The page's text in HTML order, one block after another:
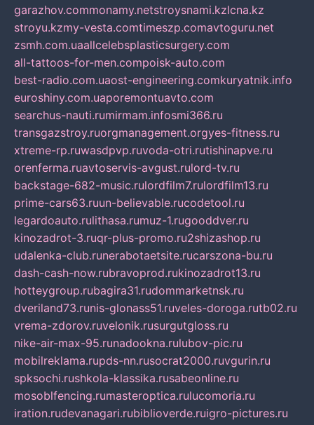
garazhov.commonamy.netstroysnami.kzlcna.kz
stroyu.kzmy-vesta.comtimeszp.comavtoguru.net
zsmh.com.uaallcelebsplasticsurgery.com
all-tattoos-for-men.compoisk-auto.com
best-radio.com.uaost-engineering.comkuryatnik.info
euroshiny.com.uaporemontuavto.com
searchus-nauti.rumirmam.infosmi366.ru
transgazstroy.ruorgmanagement.orgyes-fitness.ru
xtreme-rp.ruwasdpvp.ruvoda-otri.rutishinapve.ru
orenferma.ruavtoservis-avgust.rulord-tv.ru
backstage-682-music.rulordfilm7.rulordfilm13.ru
prime-cars63.ruun-believable.rucodetool.ru
legardoauto.rulithasa.rumuz-1.rugooddver.ru
kinozadrot-3.ruqr-plus-promo.ru2shizashop.ru
udalenka-club.runerabotaetsite.rucarszona-bu.ru
dash-cash-now.rubravoprod.rukinozadrot13.ru
hotteygroup.rubagira31.rudommarketnsk.ru
dveriland73.runis-glonass51.ruveles-doroga.rutb02.ru
vrema-zdorov.ruvelonik.rusurgutgloss.ru
nike-air-max-95.runadookna.rulubov-pic.ru
mobilreklama.rupds-nn.rusocrat2000.ruvgurin.ru
spksochi.rushkola-klassika.rusabeonline.ru
mosoblfencing.rumasteroptica.rulucomoria.ru
iration.rudevanagari.rubiblioverde.ruigro-pictures.ru